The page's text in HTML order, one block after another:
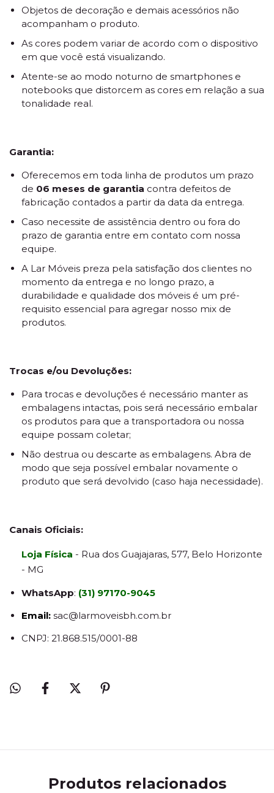
Objetos de decoração e demais acessórios não
acompanham o produto.
As cores podem variar de acordo com o dispositivo
em que você está visualizando.
Atente-se ao modo noturno de smartphones e
notebooks que distorcem as cores em relação a sua
tonalidade real.
Garantia:
Oferecemos em toda linha de produtos um prazo
de 06 meses de garantia contra defeitos de
fabricação contados a partir da data da entrega.
Caso necessite de assistência dentro ou fora do
prazo de garantia entre em contato com nossa
equipe.
A Lar Móveis preza pela satisfação dos clientes no
momento da entrega e no longo prazo, a
durabilidade e qualidade dos móveis é um pré-
requisito essencial para agregar nosso mix de
produtos.
Trocas e/ou Devoluções:
Para trocas e devoluções é necessário manter as
embalagens intactas, pois será necessário embalar
os produtos para que a transportadora ou nossa
equipe possam coletar;
Não destrua ou descarte as embalagens. Abra de
modo que seja possível embalar novamente o
produto que será devolvido (caso haja necessidade).
Canais Oficiais:
Loja Física - Rua dos Guajajaras, 577, Belo Horizonte
- MG
WhatsApp: (31) 97170-9045
Email: sac@larmoveisbh.com.br
CNPJ: 21.868.515/0001-88
Produtos relacionados